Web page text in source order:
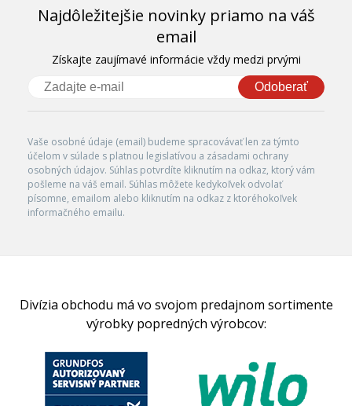
Najdôležitejšie novinky priamo na váš
email
Získajte zaujímavé informácie vždy medzi prvými
Odoberať
Vaše osobné údaje (email) budeme spracovávať len za týmto
účelom v súlade s platnou legislatívou a zásadami ochrany
osobných údajov. Súhlas potvrdíte kliknutím na odkaz, ktorý vám
pošleme na váš email. Súhlas môžete kedykoľvek odvolať
písomne, emailom alebo kliknutím na odkaz z ktoréhokoľvek
informačného emailu.
Divízia obchodu má vo svojom predajnom sortimente
výrobky popredných výrobcov: